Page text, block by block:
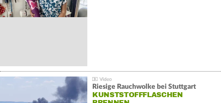
Riesige Rauchwolke bei Stuttgart
KUNSTSTOFFFLASCHEN